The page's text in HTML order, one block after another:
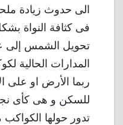
الى حدوث زيادة
فى كثافة النواة
تحويل الشمس إلى
المدارات الحالية
ربما الأرض او على
للسكن و هى كأى
تدور حولها الكواكب